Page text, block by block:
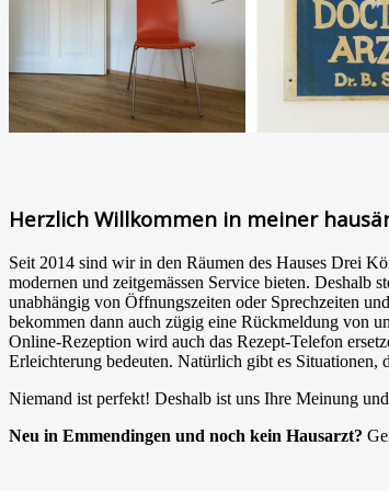
Herzlich Willkommen in meiner
Seit 2014 sind wir in den Räumen des Hauses Drei
modernen und zeitgemässen Service bieten.
unabhängig von Öffnungszeiten oder Sprechzeiten
bekommen dann auch zügig eine Rückmeldung von
Online-Rezeption wird auch das Rezept-Telefon
Erleichterung bedeuten. Natürlich gibt es
Niemand ist perfekt! Deshalb ist uns Ihre Meinung
Neu in Emmendingen und noch kein Hausarzt?